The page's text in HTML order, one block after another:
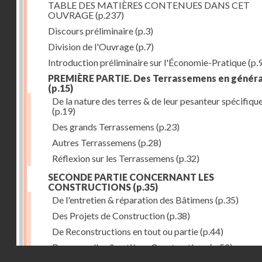
TABLE DES MATIÈRES CONTENUES DANS CET
OUVRAGE(p.237)
Discours préliminaire(p.3)
Division de l'Ouvrage(p.7)
Introduction préliminaire sur l'Économie-Pratique
PREMIÈRE PARTIE. Des Terrassemens en
(p.15)
De la nature des terres & de leur pesanteur
(p.19)
Des grands Terrassemens (p.23)
Autres Terrassemens (p.28)
Réflexion sur les Terrassemens (p.32)
SECONDE PARTIE CONCERNANT LES
CONSTRUCTIONS (p.35)
De l'entretien & réparation des Bâtimens (p.35)
Des Projets de Construction(p.38)
De Reconstructions en tout ou partie(p.44)
Des nouvelles & entières Constructions(p.52)